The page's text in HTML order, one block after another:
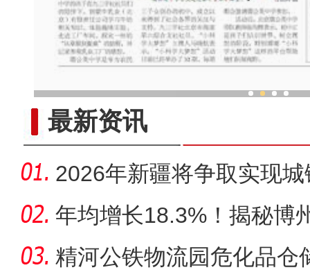
最新资讯
2026年新疆将争取实现
以上
年均增长18.3%！揭秘博
年
精河公铁物流园危化品仓